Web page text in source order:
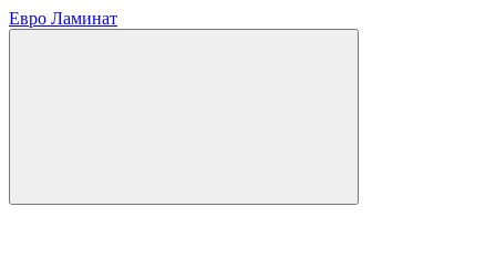
Евро Ламинат